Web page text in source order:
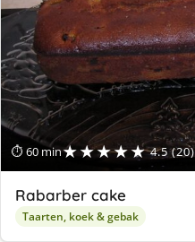
⏱ 60 min★★★★★ 4.5 (20)
Rabarber cake
Taarten, koek & gebak